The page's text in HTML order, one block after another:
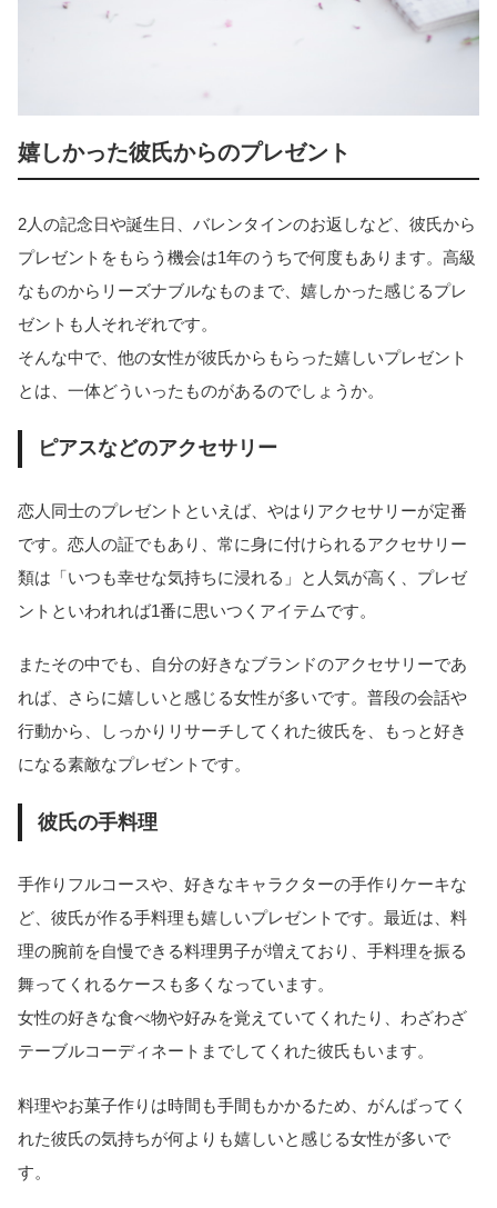
嬉しかった彼氏からのプレゼント
2人の記念日や誕生日、バレンタインのお返しなど、彼氏から
プレゼントをもらう機会は1年のうちで何度もあります。高級
なものからリーズナブルなものまで、嬉しかった感じるプレ
ゼントも人それぞれです。
そんな中で、他の女性が彼氏からもらった嬉しいプレゼント
とは、一体どういったものがあるのでしょうか。
ピアスなどのアクセサリー
恋人同士のプレゼントといえば、やはりアクセサリーが定番
です。恋人の証でもあり、常に身に付けられるアクセサリー
類は「いつも幸せな気持ちに浸れる」と人気が高く、プレゼ
ントといわれれば1番に思いつくアイテムです。
またその中でも、自分の好きなブランドのアクセサリーであ
れば、さらに嬉しいと感じる女性が多いです。普段の会話や
行動から、しっかりリサーチしてくれた彼氏を、もっと好き
になる素敵なプレゼントです。
彼氏の手料理
手作りフルコースや、好きなキャラクターの手作りケーキな
ど、彼氏が作る手料理も嬉しいプレゼントです。最近は、料
理の腕前を自慢できる料理男子が増えており、手料理を振る
舞ってくれるケースも多くなっています。
女性の好きな食べ物や好みを覚えていてくれたり、わざわざ
テーブルコーディネートまでしてくれた彼氏もいます。
料理やお菓子作りは時間も手間もかかるため、がんばってく
れた彼氏の気持ちが何よりも嬉しいと感じる女性が多いで
す。